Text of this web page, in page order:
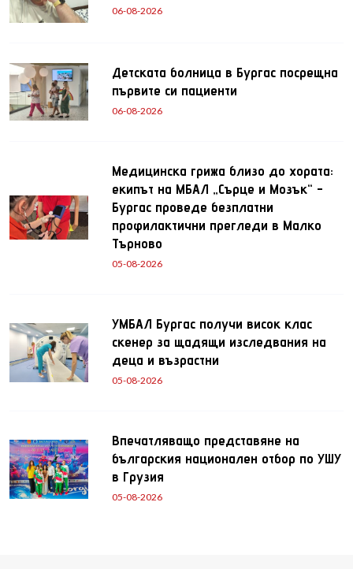
06-08-2026
Детската болница в Бургас посрещна
първите си пациенти
06-08-2026
Медицинска грижа близо до хората:
екипът на МБАЛ „Сърце и Мозък“ -
Бургас проведе безплатни
профилактични прегледи в Малко
Търново
05-08-2026
УМБАЛ Бургас получи висок клас
скенер за щадящи изследвания на
деца и възрастни
05-08-2026
Впечатляващо представяне на
българския национален отбор по УШУ
в Грузия
05-08-2026